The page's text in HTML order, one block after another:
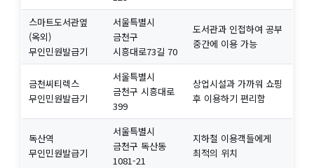
스마트도서관옆
(옥외)
무인민원발급기
서울특별시
금천구
시흥대로73길 70
도서관과 인접하여 공부
중간에 이용 가능
금천씨티렉스
무인민원발급기
서울특별시
금천구 시흥대로
399
상업시설과 가까워 쇼핑
후 이용하기 편리함
독산역
무인민원발급기
서울특별시
금천구 독산동
1081-21
지하철 이용객들에게
최적의 위치